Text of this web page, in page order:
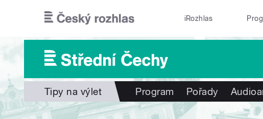
iRozhlas
Tipy na výlet Program Pořady